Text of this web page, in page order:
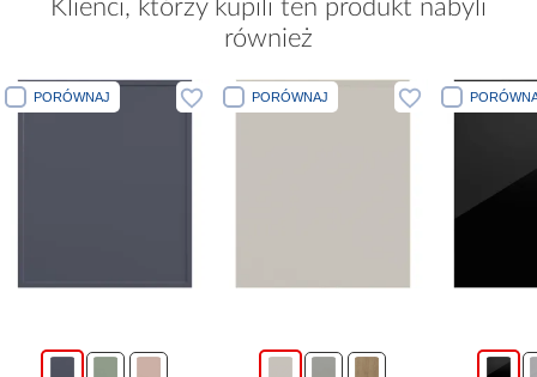
Klienci, którzy kupili ten produkt nabyli
również
PORÓWNAJ PORÓWNAJ